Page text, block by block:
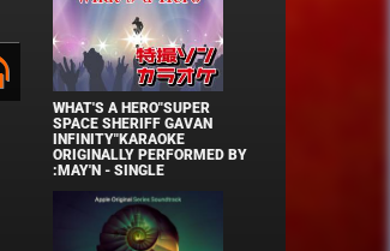
WHAT'S A HERO"SUPER
SPACE SHERIFF GAVAN
INFINITY"KARAOKE
ORIGINALLY PERFORMED BY
:MAY'N - SINGLE